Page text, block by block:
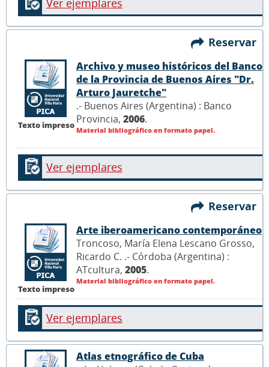
Ver ejemplares
Reservar
Texto impreso
Archivo y museo históricos del Banco
de la Provincia de Buenos Aires "Dr.
Arturo Jauretche"
.- Buenos Aires (Argentina) : Banco
Provincia, 2006.
Material bibliográfico en formato papel.
Ver ejemplares
Reservar
Texto impreso
Arte iberoamericano contemporáneo
Troncoso, María Elena Lescano Grosso,
Ricardo C. .- Córdoba (Argentina) :
ATcultura, 2005.
Material bibliográfico en formato papel.
Ver ejemplares
Atlas etnográfico de Cuba